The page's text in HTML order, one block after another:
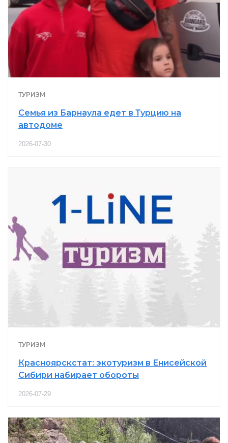
ТУРИЗМ
Семья из Барнаула едет в Турцию на
автодоме
2026-07-30
ТУРИЗМ
Красноярскстат: экотуризм в Енисейской
Сибири набирает обороты
2026-07-29